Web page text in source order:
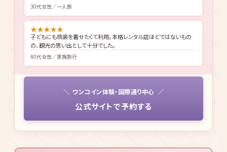
30代女性／一人旅
★★★★★
子どもにも琉装を着せたくて利用。本格レンタル店ほどではないもの
の、観光の思い出として十分でした。
40代女性／家族旅行
ワンコイン体験・国際通り中心
公式サイトで予約する